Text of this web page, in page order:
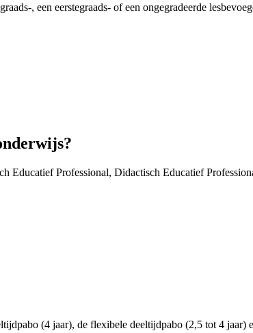
, een eerstegraads- of een ongegradeerde
Educatief Professional, Didactisch Educatief
(4 jaar), de flexibele deeltijdpabo (2,5 tot 4